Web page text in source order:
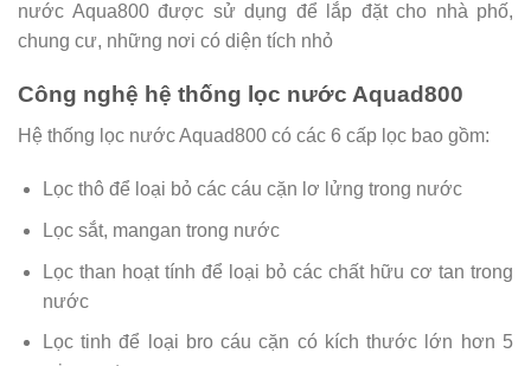
nước Aqua800 được sử dụng để lắp đặt cho nhà phố,
chung cư, những nơi có diện tích nhỏ
Công nghệ hệ thống lọc nước Aquad800
Hệ thống lọc nước Aquad800 có các 6 cấp lọc bao gồm:
Lọc thô để loại bỏ các cáu cặn lơ lửng trong nước
Lọc sắt, mangan trong nước
Lọc than hoạt tính để loại bỏ các chất hữu cơ tan trong
nước
Lọc tinh để loại bro cáu cặn có kích thước lớn hơn 5